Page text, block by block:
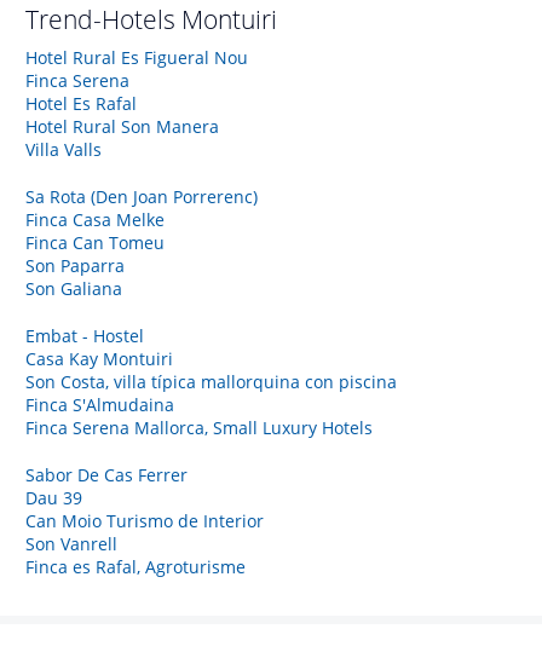
Trend-Hotels Montuiri
Hotel Rural Es Figueral Nou
Finca Serena
Hotel Es Rafal
Hotel Rural Son Manera
Villa Valls
Sa Rota (Den Joan Porrerenc)
Finca Casa Melke
Finca Can Tomeu
Son Paparra
Son Galiana
Embat - Hostel
Casa Kay Montuiri
Son Costa, villa típica mallorquina con piscina
Finca S'Almudaina
Finca Serena Mallorca, Small Luxury Hotels
Sabor De Cas Ferrer
Dau 39
Can Moio Turismo de Interior
Son Vanrell
Finca es Rafal, Agroturisme